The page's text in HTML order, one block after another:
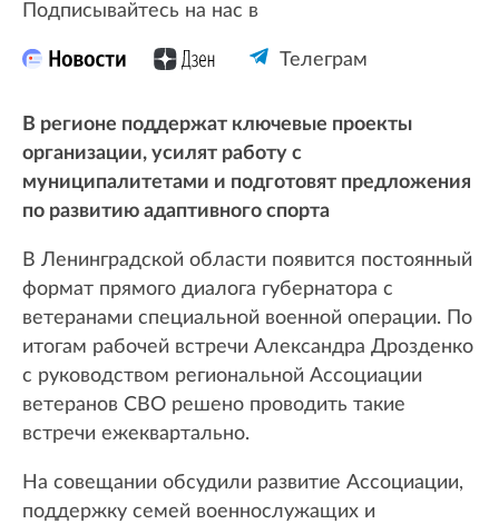
Подписывайтесь на нас в
Телеграм
В регионе поддержат ключевые проекты
организации, усилят работу с
муниципалитетами и подготовят предложения
по развитию адаптивного спорта
В Ленинградской области появится постоянный
формат прямого диалога губернатора с
ветеранами специальной военной операции. По
итогам рабочей встречи Александра Дрозденко
с руководством региональной Ассоциации
ветеранов СВО решено проводить такие
встречи ежеквартально.
На совещании обсудили развитие Ассоциации,
поддержку семей военнослужащих и